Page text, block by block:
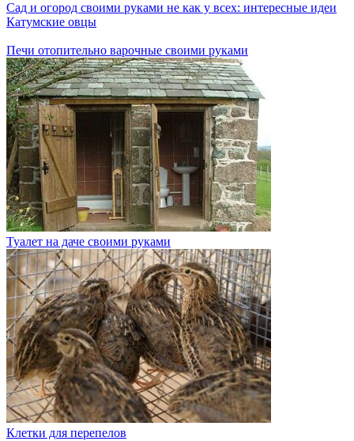
Сад и огород своими руками не как у всех: интересные идеи
Катумские овцы
Печи отопительно варочные своими руками
Туалет на даче своими руками
Клетки для перепелов